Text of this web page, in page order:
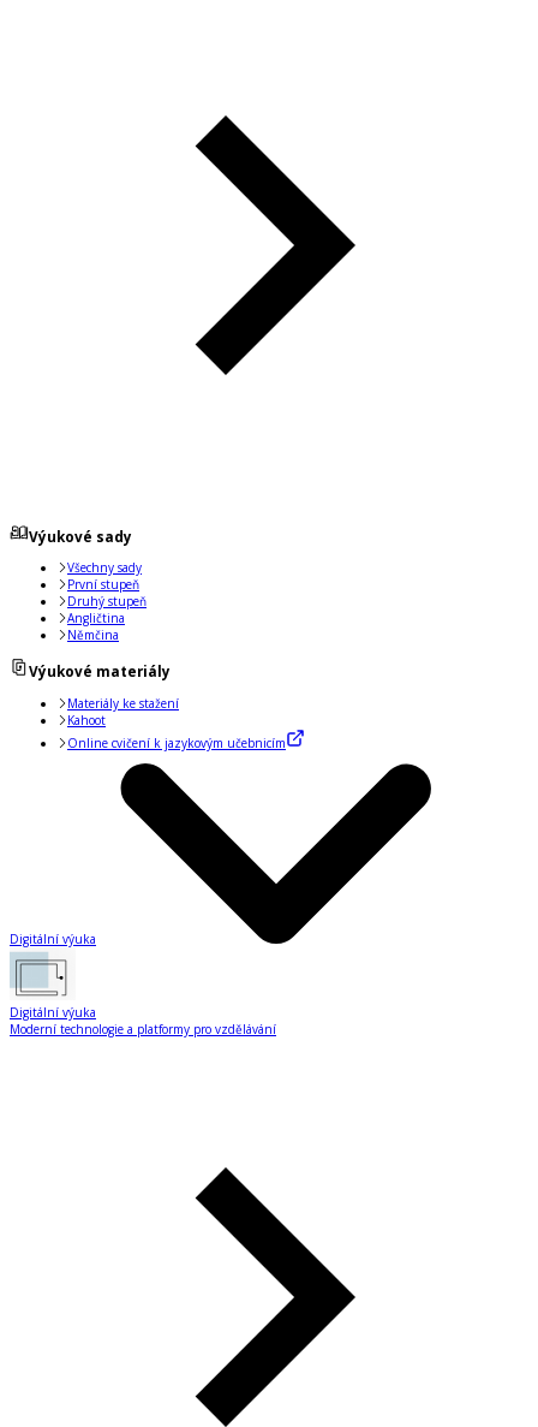
Výukové sady
Všechny sady
První stupeň
Druhý stupeň
Angličtina
Němčina
Výukové materiály
Materiály ke stažení
Kahoot
Online cvičení k jazykovým učebnicím
Digitální výuka
Digitální výuka
Moderní technologie a platformy pro vzdělávání